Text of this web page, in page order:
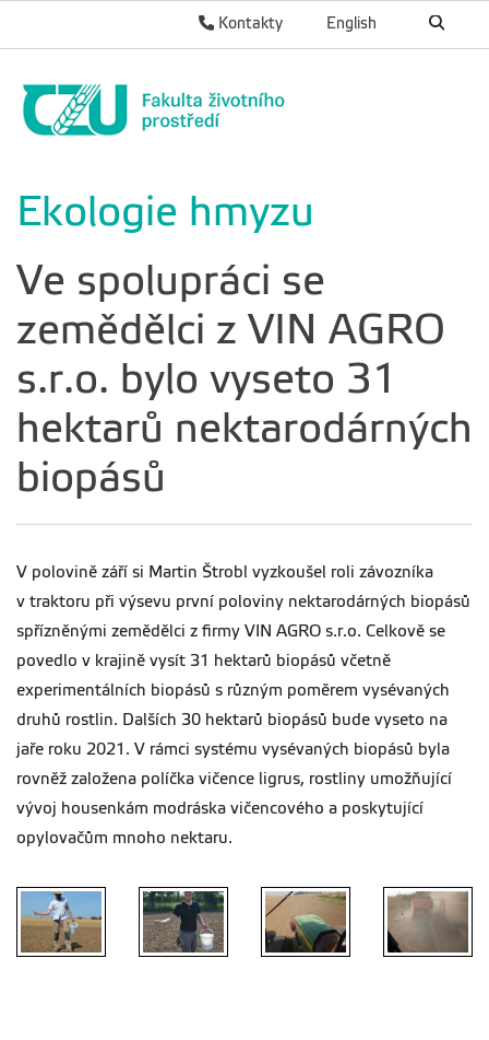
English
Kontakty
Ekologie hmyzu
Ve spolupráci se
zemědělci z VIN AGRO
s.r.o. bylo vyseto 31
hektarů nektarodárných
biopásů
V polovině září si Martin Štrobl vyzkoušel roli závozníka
v traktoru při výsevu první poloviny nektarodárných biopásů
spřízněnými zemědělci z firmy VIN AGRO s.r.o. Celkově se
povedlo v krajině vysít 31 hektarů biopásů včetně
experimentálních biopásů s různým poměrem vysévaných
druhů rostlin. Dalších 30 hektarů biopásů bude vyseto na
jaře roku 2021. V rámci systému vysévaných biopásů byla
rovněž založena políčka vičence ligrus, rostliny umožňující
vývoj housenkám modráska vičencového a poskytující
opylovačům mnoho nektaru.